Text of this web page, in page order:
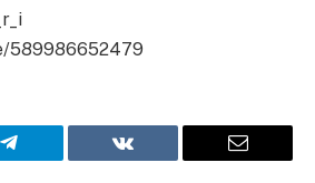
589986652479
Телеграмм ВКонтакте